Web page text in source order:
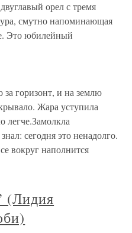
орел с тремя
смутно напоминающая
Это юбилейный
горизонт, и на землю
Жара уступила
легче.Замолкла
сегодня это ненадолго.
вокруг наполнится
(Лидия